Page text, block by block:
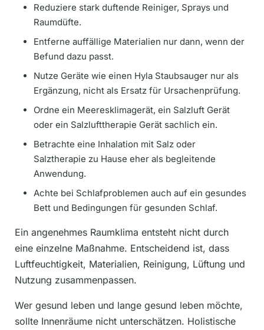
Reduziere stark duftende Reiniger, Sprays und
Raumdüfte.
Entferne auffällige Materialien nur dann, wenn der
Befund dazu passt.
Nutze Geräte wie einen Hyla Staubsauger nur als
Ergänzung, nicht als Ersatz für Ursachenprüfung.
Ordne ein Meeresklimagerät, ein Salzluft Gerät
oder ein Salzlufttherapie Gerät sachlich ein.
Betrachte eine Inhalation mit Salz oder
Salztherapie zu Hause eher als begleitende
Anwendung.
Achte bei Schlafproblemen auch auf ein gesundes
Bett und Bedingungen für gesunden Schlaf.
Ein angenehmes Raumklima entsteht nicht durch
eine einzelne Maßnahme. Entscheidend ist, dass
Luftfeuchtigkeit, Materialien, Reinigung, Lüftung und
Nutzung zusammenpassen.
Wer gesund leben und lange gesund leben möchte,
sollte Innenräume nicht unterschätzen. Holistische